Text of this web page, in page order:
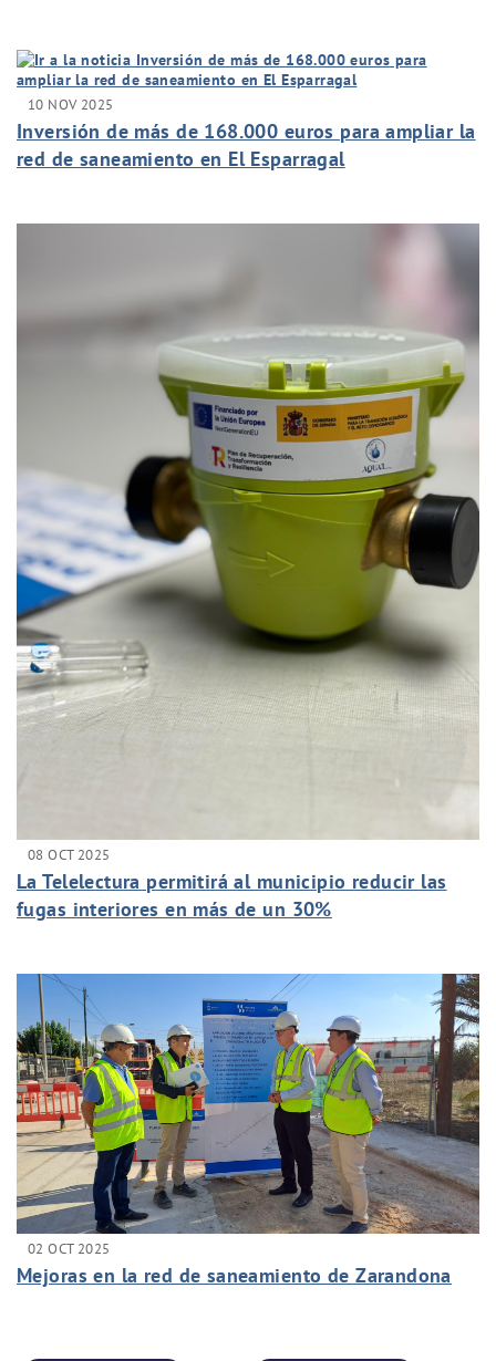
10 NOV 2025
Inversión de más de 168.000 euros para ampliar la
red de saneamiento en El Esparragal
08 OCT 2025
La Telelectura permitirá al municipio reducir las
fugas interiores en más de un 30%
02 OCT 2025
Mejoras en la red de saneamiento de Zarandona